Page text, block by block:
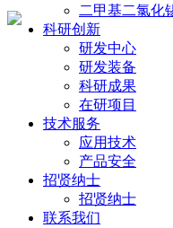
二甲基二氯化
科研创新
研发中心
研发装备
科研成果
在研项目
技术服务
应用技术
产品安全
招贤纳士
招贤纳士
联系我们